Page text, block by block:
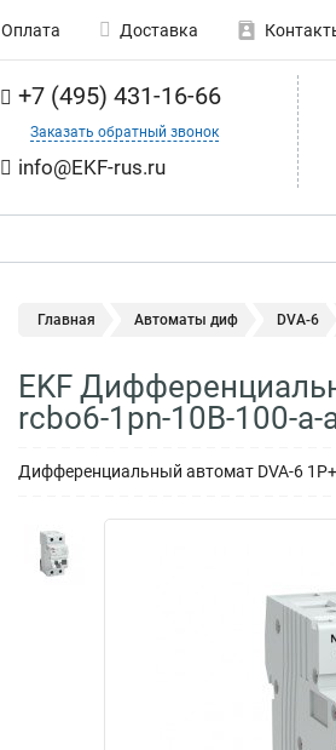
Оплата Доставка
+7 (495) 431-16-66
Заказать обратный звонок
info@EKF-rus.ru
Главная Автоматы диф DVA-6
EKF
rcbo6-1pn-10B-100-a-
Дифференциальный автомат DVA-6